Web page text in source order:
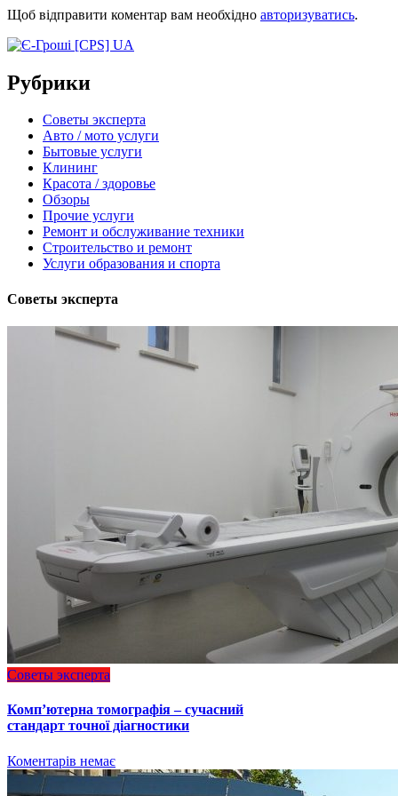
Щоб відправити коментар вам необхідно авторизуватись.
Рубрики
Советы эксперта
Авто / мото услуги
Бытовые услуги
Клининг
Красота / здоровье
Обзоры
Прочие услуги
Ремонт и обслуживание техники
Строительство и ремонт
Услуги образования и спорта
Советы эксперта
Советы эксперта
Комп’ютерна томографія – сучасний
стандарт точної діагностики
Коментарів немає